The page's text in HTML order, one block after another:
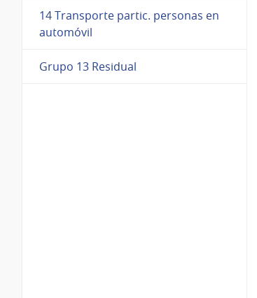
14 Transporte partic. personas en
automóvil
Grupo 13 Residual